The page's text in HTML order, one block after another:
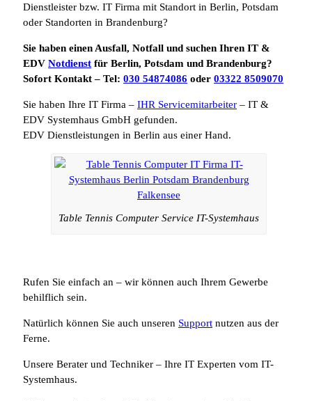
Dienstleister bzw. IT Firma mit Standort in Berlin, Potsdam
oder Standorten in Brandenburg?
Sie haben einen Ausfall, Notfall und suchen Ihren IT &
EDV Notdienst für Berlin, Potsdam und Brandenburg?
Sofort Kontakt – Tel: 030 54874086 oder 03322 8509070
Sie haben Ihre IT Firma – IHR Servicemitarbeiter – IT &
EDV Systemhaus GmbH gefunden.
EDV Dienstleistungen in Berlin aus einer Hand.
Table Tennis Computer Service IT-Systemhaus
Rufen Sie einfach an – wir können auch Ihrem Gewerbe
behilflich sein.
Natürlich können Sie auch unseren Support nutzen aus der
Ferne.
Unsere Berater und Techniker – Ihre IT Experten vom IT-
Systemhaus.